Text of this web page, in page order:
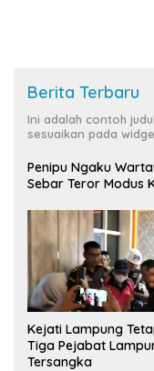
Berita Terbaru
Ini adalah contoh
sesuaikan pada
Penipu Ngaku
Sebar Teror Modus
Kejati Lampung
Tiga Pejabat
Tersangka